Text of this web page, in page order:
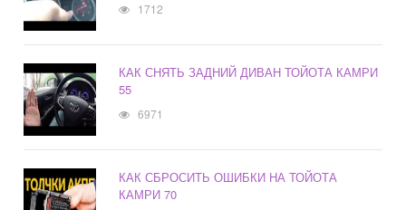
1712
КАК СНЯТЬ ЗАДНИЙ ДИВАН ТОЙОТА КАМРИ
55
6971
КАК СБРОСИТЬ ОШИБКИ НА ТОЙОТА
КАМРИ 70